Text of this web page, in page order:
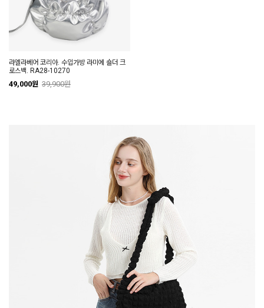
라엘라베어 코리아. 수입가방 라미에 숄더 크
로스백. RA28-10270
49,000원 39,900원